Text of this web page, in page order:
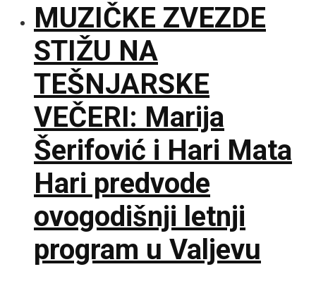
MUZIČKE ZVEZDE
STIŽU NA
TEŠNJARSKE
VEČERI: Marija
Šerifović i Hari Mata
Hari predvode
ovogodišnji letnji
program u Valjevu